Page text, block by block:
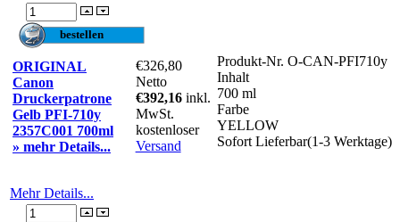
ORIGINAL
Canon
Druckerpatrone
Gelb PFI-710y
2357C001 700ml
» mehr Details...
€326,80
Netto
€392,16 inkl.
MwSt.
kostenloser
Versand
Produkt-Nr. O-CAN-PFI710y
Inhalt
700 ml
Farbe
YELLOW
Sofort Lieferbar(1-3 Werktage)
Mehr Details...